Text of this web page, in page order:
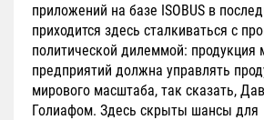
приложений на базе ISOBUS в
приходится здесь сталкиваться с
политической дилеммой: продукция
предприятий должна управлять
мирового масштаба, так сказать,
Голиафом. Здесь скрыты шансы для